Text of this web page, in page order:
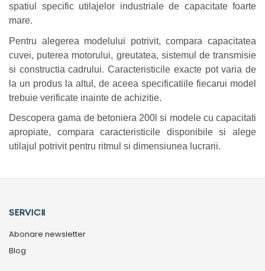
spatiul specific utilajelor industriale de capacitate foarte
mare.
Pentru alegerea modelului potrivit, compara capacitatea
cuvei, puterea motorului, greutatea, sistemul de transmisie
si constructia cadrului. Caracteristicile exacte pot varia de
la un produs la altul, de aceea specificatiile fiecarui model
trebuie verificate inainte de achizitie.
Descopera gama de betoniera 200l si modele cu capacitati
apropiate, compara caracteristicile disponibile si alege
utilajul potrivit pentru ritmul si dimensiunea lucrarii.
SERVICII
Abonare newsletter
Blog